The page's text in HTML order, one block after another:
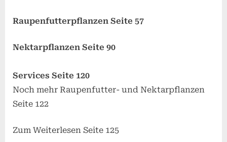
Raupenfutterpflanzen Seite 57
Nektarpflanzen Seite 90
Services Seite 120
Noch mehr Raupenfutter- und Nektarpflanzen
Seite 122
Zum Weiterlesen Seite 125